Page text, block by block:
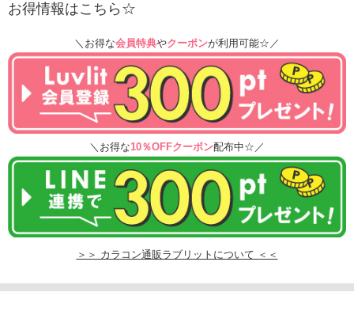
お得情報はこちら☆
＼お得な会員特典やクーポンが利用可能☆／
＼お得な10％OFFクーポン配布中☆／
＞＞ カラコン通販ラブリットについて ＜＜